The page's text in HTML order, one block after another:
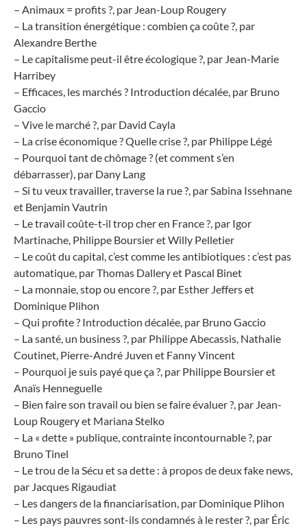
– Animaux = profits ?, par Jean-Loup Rougery
– La transition énergétique : combien ça coûte ?, par
Alexandre Berthe
– Le capitalisme peut-il être écologique ?, par Jean-Marie
Harribey
– Efficaces, les marchés ? Introduction décalée, par Bruno
Gaccio
– Vive le marché ?, par David Cayla
– La crise économique ? Quelle crise ?, par Philippe Légé
– Pourquoi tant de chômage ? (et comment s’en
débarrasser), par Dany Lang
– Si tu veux travailler, traverse la rue ?, par Sabina Issehnane
et Benjamin Vautrin
– Le travail coûte-t‑il trop cher en France ?, par Igor
Martinache, Philippe Boursier et Willy Pelletier
– Le coût du capital, c’est comme les antibiotiques : c’est pas
automatique, par Thomas Dallery et Pascal Binet
– La monnaie, stop ou encore ?, par Esther Jeffers et
Dominique Plihon
– Qui profite ? Introduction décalée, par Bruno Gaccio
– La santé, un business ?, par Philippe Abecassis, Nathalie
Coutinet, Pierre-André Juven et Fanny Vincent
– Pourquoi je suis payé que ça ?, par Philippe Boursier et
Anaïs Henneguelle
– Bien faire son travail ou bien se faire évaluer ?, par Jean-
Loup Rougery et Mariana Stelko
– La « dette » publique, contrainte incontournable ?, par
Bruno Tinel
– Le trou de la Sécu et sa dette : à propos de deux fake news,
par Jacques Rigaudiat
– Les dangers de la financiarisation, par Dominique Plihon
– Les pays pauvres sont-ils condamnés à le rester ?, par Éric